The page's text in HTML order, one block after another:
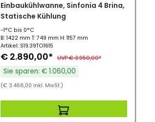
Einbaukühlwanne, Sinfonia 4 Brina,
Statische Kühlung
-1°C bis 0°C
B: 1422 mm T: 749 mm H: 1157 mm
Artikel: S19.39TO1615
€ 2.890,00* UVP € 3.950,00*
Sie sparen: € 1.060,00
(€ 3.468,00 inkl. MwSt.)